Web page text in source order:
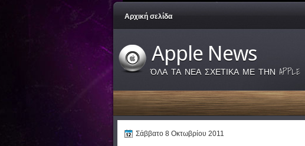
Αρχική σελίδα
Apple News
ΌΛΑ ΤΑ ΝΕΑ ΣΧΕΤΙΚΑ ΜΕ ΤΗΝ APPLE
Σάββατο 8 Οκτωβρίου 2011